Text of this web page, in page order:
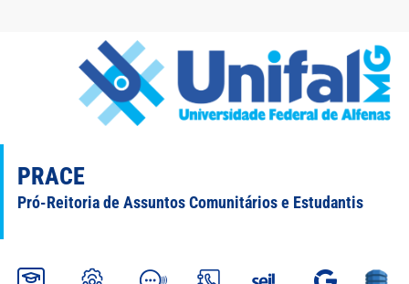
PRACE
Pró-Reitoria de Assuntos Comunitários e Estudantis